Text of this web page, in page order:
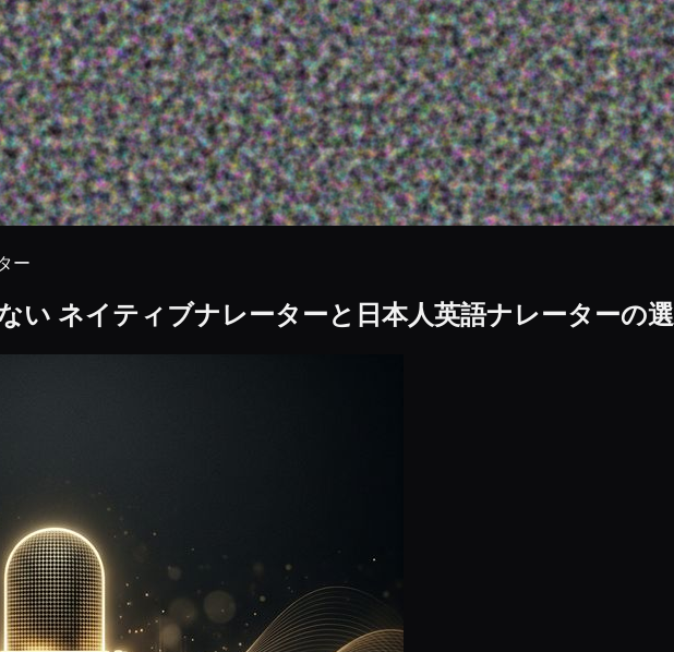
ー
い ネイティブナレーターと日本人英語ナレーターの